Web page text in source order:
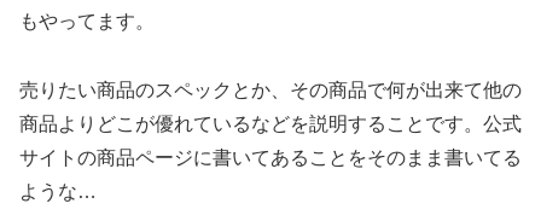
もやってます。
売りたい商品のスペックとか、その商品で何が出来て他の
商品よりどこが優れているなどを説明することです。公式
サイトの商品ページに書いてあることをそのまま書いてる
ような…